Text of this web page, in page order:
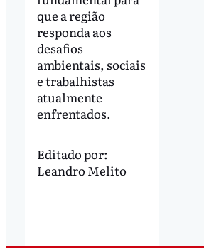
que a região
responda aos
desafios
ambientais, sociais
e trabalhistas
atualmente
enfrentados.
Editado por:
Leandro Melito